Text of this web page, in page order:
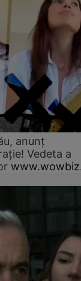
anunț
Vedeta a